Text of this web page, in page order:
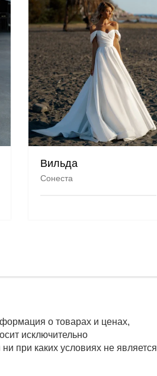
Вильда
Сонеста
о товарах и ценах,
исключительно
при каких условиях не является